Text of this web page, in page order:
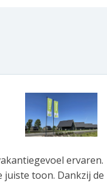
ervaren.
juiste toon. Dankzij de